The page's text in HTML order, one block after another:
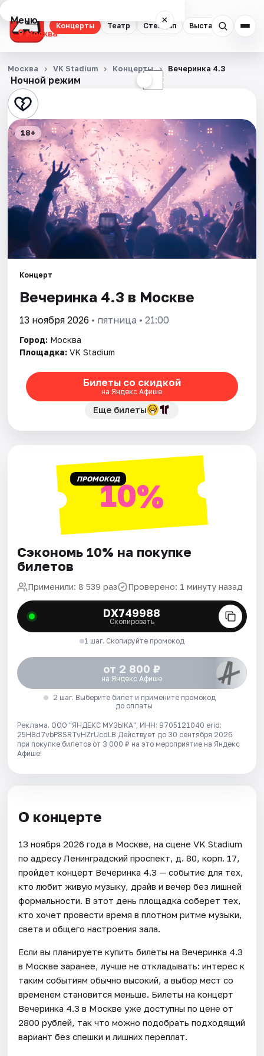
Концерты Театр Стендап Выставки
Меню ×
Москва
Концерты
Театр
Стендап
Выставки
Квесты
Экскурсии
События
Города
Площадки
Артисты
Рейтинги
Ночной режим ☾
Москва VK Stadium Концерты Вечеринка 4.3
18+
Концерт
Вечеринка 4.3 в Москве
13 ноября 2026 • пятница • 21:00
Город: Москва
Площадка: VK Stadium
Билеты со скидкой
на Яндекс Афише
Еще билеты
ПРОМОКОД10%
Сэкономь 10% на покупке
билетов
Применили: 8 539 раз Проверено: 1 минуту назад
DX749988
Скопировать
1 шаг. Скопируйте промокод
от 2 800 ₽
на Яндекс Афише
2 шаг. Выберите билет и примените промокод
до оплаты
Реклама. ООО "ЯНДЕКС МУЗЫКА", ИНН: 9705121040 erid:
25H8d7vbP8SRTvHZrUcdLB Действует до 30 сентября 2026
при покупке билетов от 3 000 ₽ на это мероприятие на Яндекс
Афише!
О концерте
13 ноября 2026 года в Москве, на сцене VK Stadium
по адресу Ленинградский проспект, д. 80, корп. 17,
пройдет концерт Вечеринка 4.3 — событие для тех,
кто любит живую музыку, драйв и вечер без лишней
формальности. В этот день площадка соберет тех,
кто хочет провести время в плотном ритме музыки,
света и общего настроения зала.
Если вы планируете купить билеты на Вечеринка 4.3
в Москве заранее, лучше не откладывать: интерес к
таким событиям обычно высокий, а выбор мест со
временем становится меньше. Билеты на концерт
Вечеринка 4.3 в Москве уже доступны по цене от
2800 рублей, так что можно подобрать подходящий
вариант без спешки и лишних переплат.